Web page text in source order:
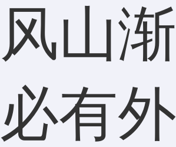
风山
必有